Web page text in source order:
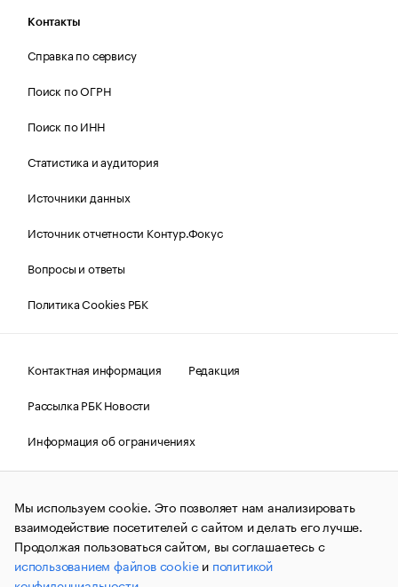
Контакты
Справка по сервису
Поиск по ОГРН
Поиск по ИНН
Статистика и аудитория
Источники данных
Источник отчетности Контур.Фокус
Вопросы и ответы
Политика Cookies РБК
Контактная информация
Редакция
Рассылка РБК Новости
Информация об ограничениях
Правовая информация
О соблюдении авторских прав
© АО «РОСБИЗНЕСКОНСАЛТИНГ»,1995–2026.Сообщения
и материалы информационного агентства «РБК»
(зарегистрировано Федеральной службой по надзору в сфере
связи, информационных технологий и массовых
коммуникаций (Роскомнадзор) 09.12.2015 за номером ИА
№ФС77-63848) сопровождаются пометкой «РБК». Отдельные
Мы используем cookie. Это позволяет нам анализировать
взаимодействие посетителей с сайтом и делать его лучше.
Продолжая пользоваться сайтом, вы соглашаетесь с
использованием файлов cookieи политикой